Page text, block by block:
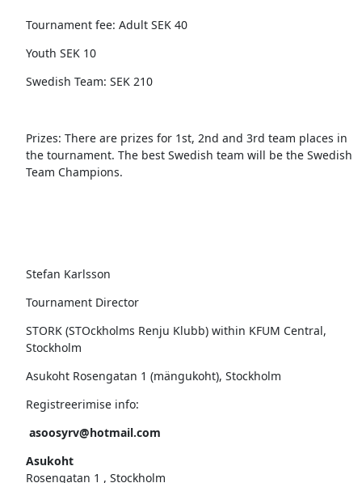
Tournament fee: Adult SEK 40
Youth SEK 10
Swedish Team: SEK 210
Prizes: There are prizes for 1st, 2nd and 3rd team places in
the tournament. The best Swedish team will be the Swedish
Team Champions.
Stefan Karlsson
Tournament Director
STORK (STOckholms Renju Klubb) within KFUM Central,
Stockholm
Asukoht Rosengatan 1 (mängukoht), Stockholm
Registreerimise info:
asoosyrv@hotmail.com
Asukoht
Rosengatan 1 , Stockholm